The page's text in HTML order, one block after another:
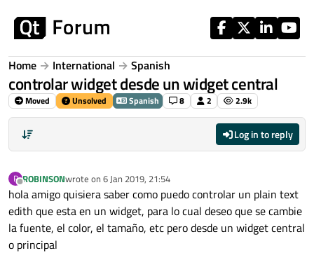
Home International Spanish
controlar widget desde un widget central
Moved Unsolved Spanish 8 2 2.9k
Log in to reply
R
Offline
ROBINSONwrote on 6 Jan 2019, 21:54
last edited by
hola amigo quisiera saber como puedo controlar un plain text
edith que esta en un widget, para lo cual deseo que se cambie
la fuente, el color, el tamaño, etc pero desde un widget central
o principal